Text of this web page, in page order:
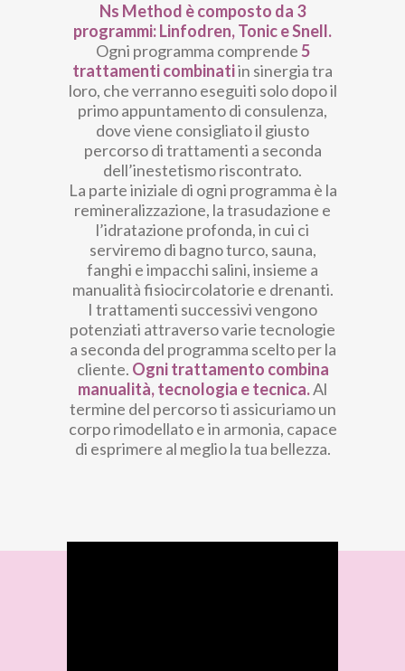
Ns Method è composto da 3
programmi: Linfodren, Tonic e Snell.
Ogni programma comprende5
trattamenti combinatiin sinergia tra
loro, che verranno eseguiti solo dopo il
primo appuntamento di consulenza,
dove viene consigliato il giusto
percorso di trattamenti a seconda
dell’inestetismo riscontrato.
La parte iniziale di ogni programma è la
remineralizzazione, la trasudazione e
l’idratazione profonda, in cui ci
serviremo di bagno turco, sauna,
fanghi e impacchi salini, insieme a
manualità fisiocircolatorie e drenanti.
I trattamenti successivi vengono
potenziati attraverso varie tecnologie
a seconda del programma scelto per la
cliente. Ogni trattamento combina
manualità, tecnologia e tecnica.Al
termine del percorso ti assicuriamo un
corpo rimodellato e in armonia, capace
di esprimere al meglio la tua bellezza.